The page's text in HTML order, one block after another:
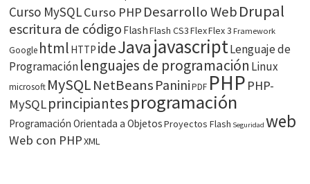
Curso MySQLCurso PHP Desarrollo WebDrupal
escritura de código FlashFlash CS3FlexFlex 3 Framework
Google html HTTP ideJavajavascriptLenguaje de
Programaciónlenguajes de programación Linux
microsoft MySQLNetBeans Panini PDF PHP PHP-
MySQLprincipiantesprogramación
Programación Orientada a ObjetosProyectos Flash Seguridad web
Web con PHPXML